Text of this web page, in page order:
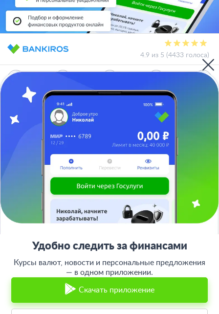
Удобно следить за финансами
Курсы валют, новости и персональные предложения
— в одном приложении.
Скачать приложение
4.9 из 5 (4433 голоса)
СМИ о нас
Реклама на сайте
Отписаться
Юридическая информация
Персональные данные
Карта сайта Деятельность в IT
Служба поддержки клиентов:
В Телеграм
support@bankiros.ru
8 (800) 777-98-47
117342, Москва, ул. Бутлерова, дом 17,
БЦ Neo Geo, офис 4070
ООО «АРСфин» используются«cookie» файлы, для индивидуализации
сервиса, с целью повышения удобства использования веб-сайта. «Cookie»
представляют собой небольшие фрагменты данных, включающие
информацию о прошлых посещениях веб-сайта. Если вы не согласны с